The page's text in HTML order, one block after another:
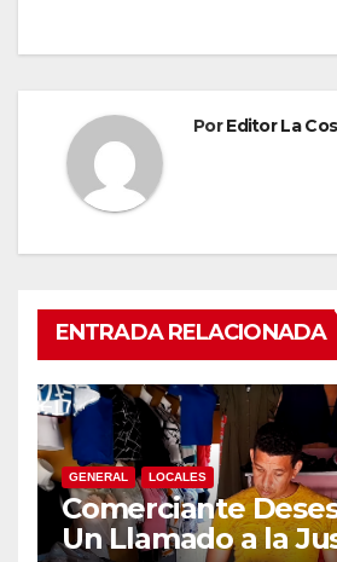
PorEditor La
ENTRADA RELACIONADA
GENERAL LOCALES
Comerciante
Un Llamado a la